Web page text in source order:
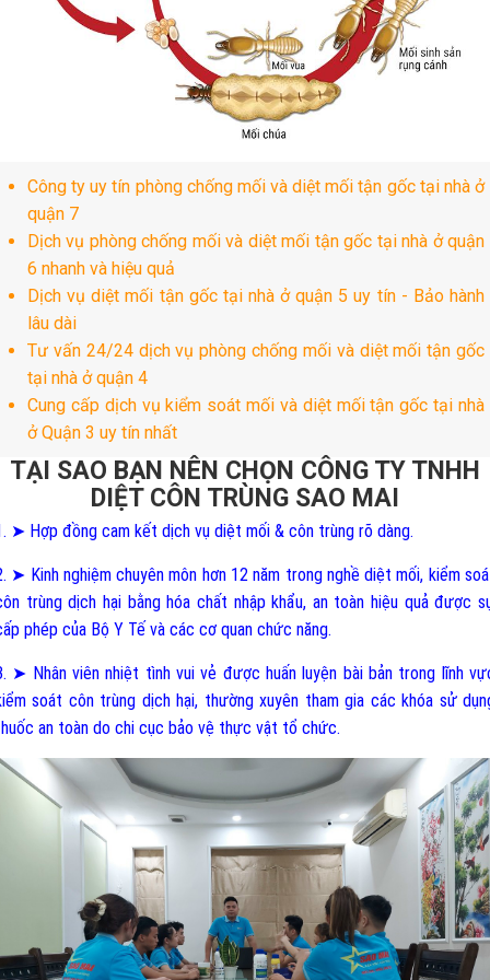
Công ty uy tín phòng chống mối và diệt mối tận gốc tại nhà ở
quận 7
Dịch vụ phòng chống mối và diệt mối tận gốc tại nhà ở quận
6 nhanh và hiệu quả
Dịch vụ diệt mối tận gốc tại nhà ở quận 5 uy tín - Bảo hành
lâu dài
Tư vấn 24/24 dịch vụ phòng chống mối và diệt mối tận gốc
tại nhà ở quận 4
Cung cấp dịch vụ kiểm soát mối và diệt mối tận gốc tại nhà
ở Quận 3 uy tín nhất
TẠI SAO BẠN NÊN CHỌN CÔNG TY TNHH
DIỆT CÔN TRÙNG SAO MAI
➤ Hợp đồng cam kết dịch vụ diệt mối & côn trùng rõ dàng.
➤ Kinh nghiệm chuyên môn hơn 12 năm trong nghề diệt mối, kiểm
trùng dịch hại bằng hóa chất nhập khẩu, an toàn hiệu quả được
phép của Bộ Y Tế và các cơ quan chức năng.
➤ Nhân viên nhiệt tình vui vẻ được huấn luyện bài bản trong lĩnh
soát côn trùng dịch hại, thường xuyên tham gia các khóa sử
an toàn do chi cục bảo vệ thực vật tổ chức.